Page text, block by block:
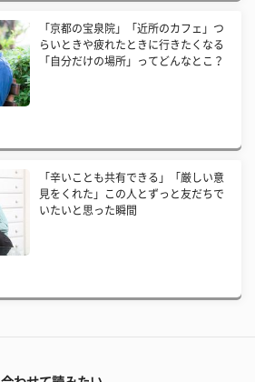
「京都の宝泉院」「近所のカフェ」つ
らいときや疲れたときに行きたくなる
「自分だけの場所」ってどんなとこ？
「辛いことも共有できる」「厳しい意
見をくれた」この人とずっと友だちで
いたいと思った瞬間